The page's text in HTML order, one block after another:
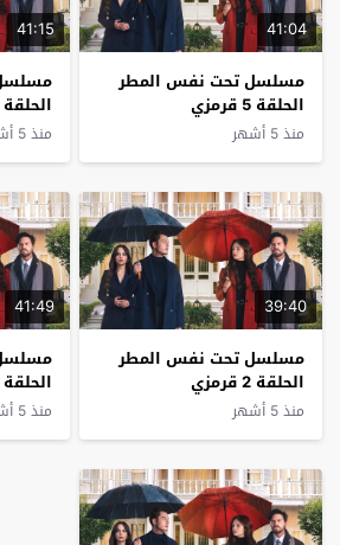
41:04
مسلسل تحت نفس المطر
الحلقة 5 قرمزي
منذ 5 أشهر
41:15
الحلقة 4
منذ 5 أشهر
39:40
مسلسل تحت نفس المطر
الحلقة 2 قرمزي
منذ 5 أشهر
41:49
الحلقة 3 قرمزي
منذ 5 أشهر